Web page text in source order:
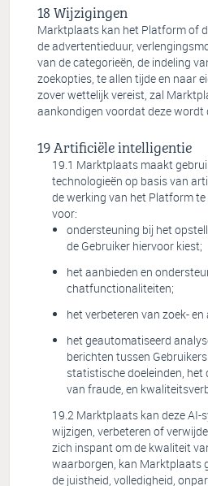
Wijzigingen
Marktplaats kan het Platform of
de advertentieduur,
van de categorieën, de indeling
zoekopties, te allen tijde en naar
zover wettelijk vereist, zal
aankondigen voordat deze wordt
Artificiële intelligentie
Marktplaats maakt
technologieën op basis van
de werking van het Platform
voor:
ondersteuning bij het
de Gebruiker hiervoor kiest;
het aanbieden en
chatfunctionaliteiten;
het verbeteren van zoek-
het geautomatiseerd
berichten tussen
statistische doeleinden, het
van fraude, en
Marktplaats kan deze AI-
wijzigen, verbeteren of
zich inspant om de kwaliteit
waarborgen, kan Marktplaats
de juistheid, volledigheid,